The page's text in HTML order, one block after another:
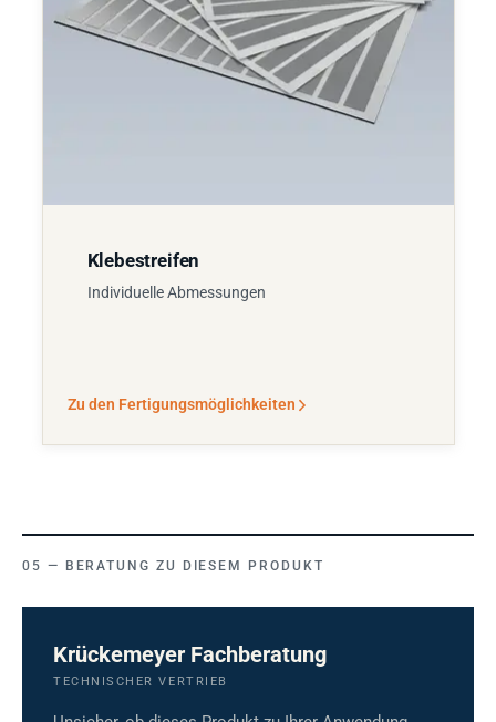
Klebestreifen
Individuelle Abmessungen
Zu den Fertigungsmöglichkeiten
BERATUNG ZU DIESEM PRODUKT
Krückemeyer Fachberatung
TECHNISCHER VERTRIEB